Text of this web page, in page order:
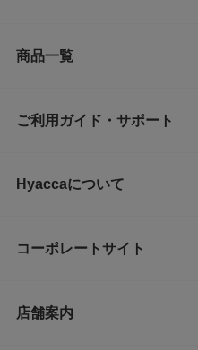
商品一覧
ご利用ガイド・サポート
Hyaccaについて
コーポレートサイト
店舗案内